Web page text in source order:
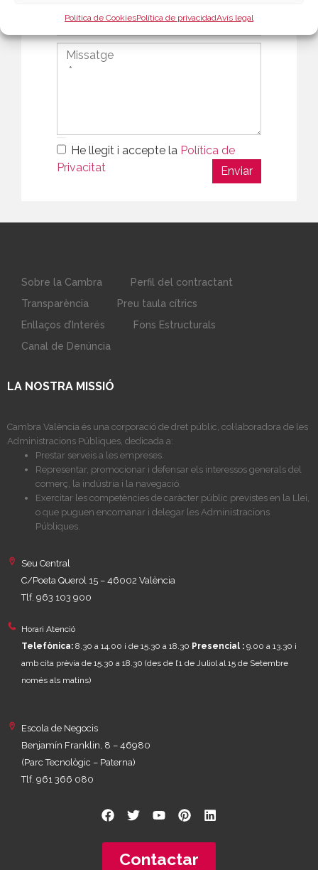
Política de CookiesPolítica de privacidadAvís legal
He llegit i accepte la Política de
Privacitat
Sobre la Cambra
Perfil del contractant
Transparència
Preu taula cítrics
Enllaços d’Interés
Fons Estructurals
Canal de Denúncia
LA NOSTRA MISSIÓ
Cambra València és una corporació de dret públic, col·laboradora de les
Administracions Públiques, dedicada a:
Prestar serveis a les empreses.
Representar, promocionar i defensar els interessos generals del
comerç, la indústria i la navegació.
Exercitar les competències de caràcter públic previstes en la Llei,
o que puguen encomanar i delegar les Administracions
Públiques.
Seu Central
C/Poeta Querol 15 – 46002 València
Tlf. 963 103 900
Horari Atenció
Telefònica: 8.30 a 14.00 i de 15.30 a 18.30 Presencial : 9.00 a 13.30 i
amb cita prèvia de 15.30 a 18.30 (des de l’1 de Juliol al 15 de Setembre
només als matins)
Escola de Negocis
Benjamín Franklin, 8 – 46980
(Parc Tecnològic – Paterna)
Tlf. 961 366 080
Contactar